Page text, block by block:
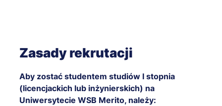
Zasady rekrutacji
Aby zostać studentem studiów I stopnia
(licencjackich lub inżynierskich) na
Uniwersytecie WSB Merito, należy: